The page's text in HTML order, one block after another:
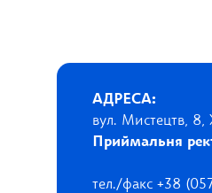
АДРЕСА:
вул. Мистецтв, 8,
Приймальня
тел./факс +38